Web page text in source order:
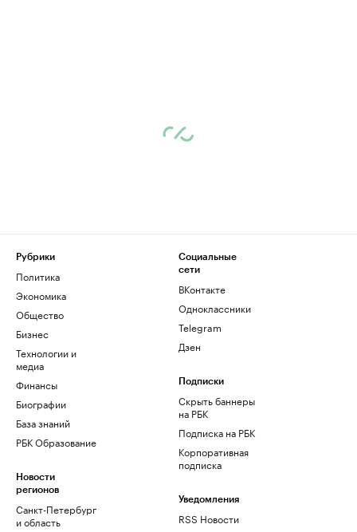
Рубрики
Политика
Экономика
Общество
Бизнес
Технологии и
медиа
Финансы
Биографии
База знаний
РБК Образование
Новости
регионов
Санкт-Петербург
и область
Социальные
сети
ВКонтакте
Одноклассники
Telegram
Дзен
Подписки
Скрыть баннеры
на РБК
Подписка на РБК
Корпоративная
подписка
Уведомления
RSS Новости